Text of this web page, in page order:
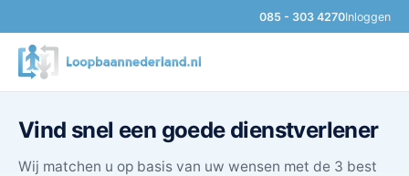
085 - 303 4270Inloggen
Vind snel een goede dienstverlener
Wij matchen u op basis van uw wensen met de 3 best